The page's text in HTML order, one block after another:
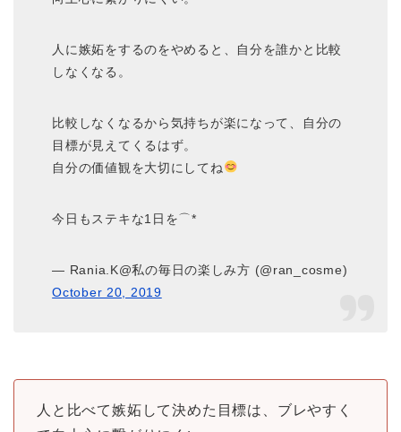
人に嫉妬をするのをやめると、自分を誰かと比較
しなくなる。
比較しなくなるから気持ちが楽になって、自分の
目標が見えてくるはず。
自分の価値観を大切にしてね
今日もステキな1日を⌒*
— Rania.K@私の毎日の楽しみ方 (@ran_cosme)
October 20, 2019
人と比べて嫉妬して決めた目標は、ブレやすく